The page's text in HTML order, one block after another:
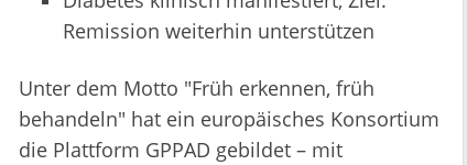
Remission weiterhin unterstützen
Unter dem Motto "Früh erkennen, früh
behandeln" hat ein europäisches Konsortium
die Plattform GPPAD gebildet – mit